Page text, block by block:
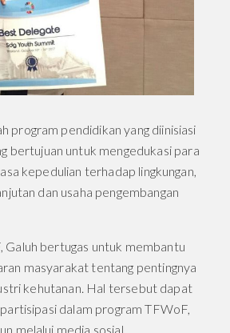
program pendidikan yang diinisiasi
bertujuan untuk mengedukasi para
kepedulian terhadap lingkungan,
dan usaha pengembangan
Galuh bertugas untuk membantu
masyarakat tentang pentingnya
kehutanan. Hal tersebut dapat
dalam program TFWoF,
melalui media sosial.